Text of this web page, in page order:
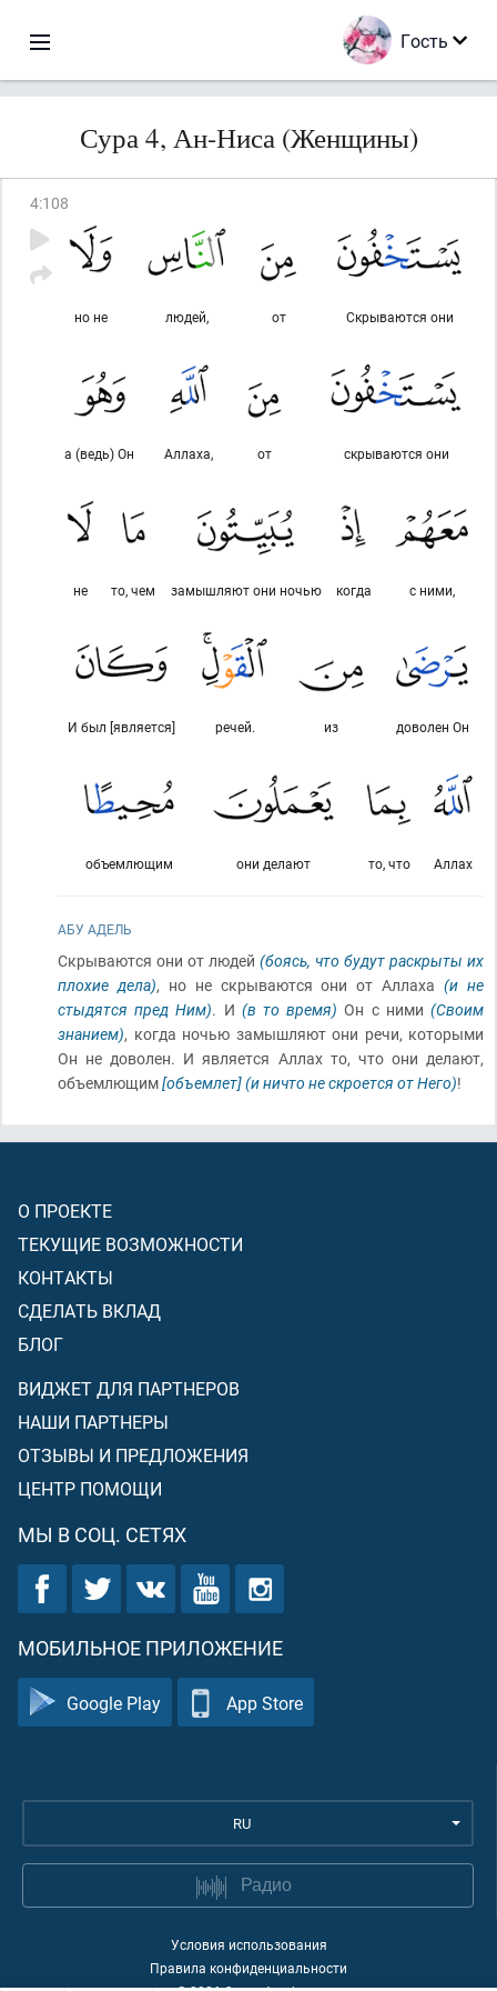
Гость
Сура 4, Ан-Ниса (Женщины)
4:108
Скрываются они
от
людей,
но не
скрываются они
от
Аллаха,
а (ведь) Он
с ними,
когда
замышляют они ночью
то, чем
не
доволен Он
из
речей.
И был [является]
Аллах
то, что
они делают
объемлющим
АБУ АДЕЛЬ
Скрываются они от людей (боясь, что будут раскрыты их
плохие дела), но не скрываются они от Аллаха(и не
стыдятся пред Ним). И (в то время) Он с ними(Своим
знанием), когда ночью замышляют они речи, которыми
Он не доволен. И является Аллах то, что они делают,
объемлющим[объемлет](и ничто не скроется от Него)!
О ПРОЕКТЕ
ТЕКУЩИЕ ВОЗМОЖНОСТИ
КОНТАКТЫ
СДЕЛАТЬ ВКЛАД
БЛОГ
ВИДЖЕТ ДЛЯ ПАРТНЕРОВ
НАШИ ПАРТНЕРЫ
ОТЗЫВЫ И ПРЕДЛОЖЕНИЯ
ЦЕНТР ПОМОЩИ
МЫ В СОЦ. СЕТЯХ
МОБИЛЬНОЕ ПРИЛОЖЕНИЕ
Google Play App Store
RU
Радио
Условия использования
Правила конфиденциальности